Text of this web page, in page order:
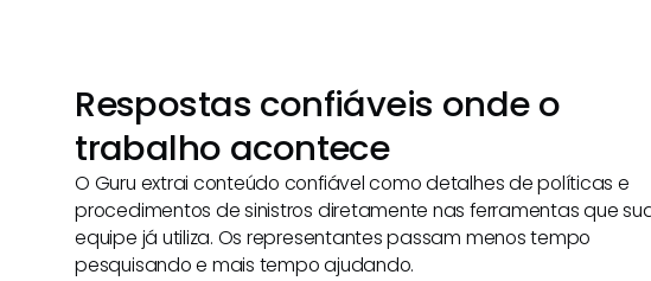
Respostas confiáveis onde o
trabalho acontece
O Guru extrai conteúdo confiável como detalhes de políticas e
procedimentos de sinistros diretamente nas ferramentas que
equipe já utiliza. Os representantes passam menos tempo
pesquisando e mais tempo ajudando.